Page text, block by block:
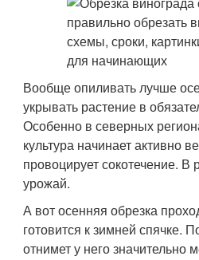
Вообще опиливать лучше
укрывать растение в
Особенно в северных
культура начинает активно
провоцирует сокотечение. В
урожай.
А вот осенняя обрезка
готовится к зимней спячке.
отнимет у него значительно